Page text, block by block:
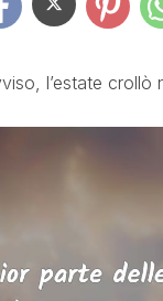
l’estate crollò